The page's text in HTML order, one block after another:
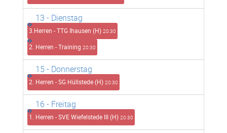
13 - Dienstag
3.Herren - TTG Ihausen (H) 20:30
2. Herren - Training 20:30
15 - Donnerstag
2. Herren - SG Hüllstede (H) 20:30
16 - Freitag
1. Herren - SVE Wiefelstede III (H) 20:30